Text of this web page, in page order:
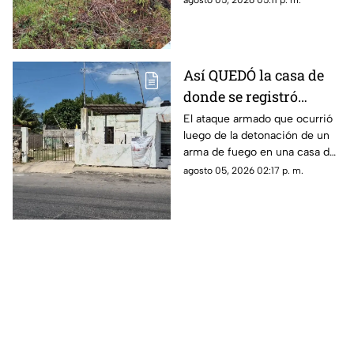
Así QUEDÓ la casa de
donde se registró
anoche ocurrió un
ATAQUE ARM4DO y
hombre bal3ado
El ataque armado que ocurrió
luego de la detonación de un
arma de fuego en una casa de
la colonia Mercedes Barrera,
agosto 05, 2026 02:17 p. m.